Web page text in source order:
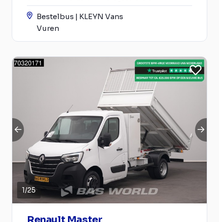
Bestelbus | KLEYN Vans
Vuren
1/25
Renault Master